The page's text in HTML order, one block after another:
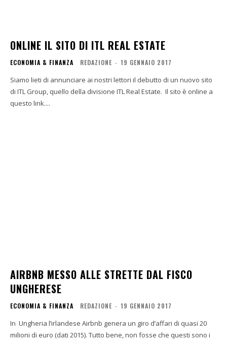
ONLINE IL SITO DI ITL REAL ESTATE
ECONOMIA & FINANZA REDAZIONE - 19 GENNAIO 2017
Siamo lieti di annunciare ai nostri lettori il debutto di un nuovo sito
di ITL Group, quello della divisione ITL Real Estate. Il sito è online a
questo link....
AIRBNB MESSO ALLE STRETTE DAL FISCO
UNGHERESE
ECONOMIA & FINANZA REDAZIONE - 19 GENNAIO 2017
In Ungheria l’irlandese Airbnb genera un giro d’affari di quasi 20
milioni di euro (dati 2015). Tutto bene, non fosse che questi sono i